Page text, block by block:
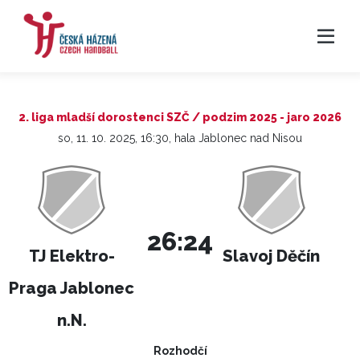
2. liga mladší dorostenci SZČ / podzim 2025 - jaro 2026
so, 11. 10. 2025, 16:30, hala Jablonec nad Nisou
TJ Elektro-
Praga Jablonec
n.N.
26:24 Slavoj Děčín
Rozhodčí